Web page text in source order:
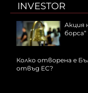
INVESTOR
Акция
Колко отворена е
отвъд ЕС?